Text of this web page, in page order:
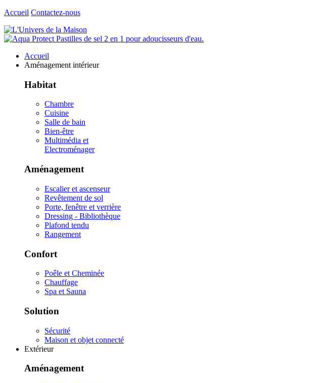
Accueil Contactez-nous
Accueil
Aménagement intérieur
Habitat
Chambre
Cuisine
Salle de bain
Bien-être
Multimédia et
Electroménager
Aménagement
Escalier et ascenseur
Revêtement de sol
Porte, fenêtre et verrière
Dressing - Bibliothèque
Plafond tendu
Rangement
Confort
Poêle et Cheminée
Chauffage
Spa et Sauna
Solution
Sécurité
Maison et objet connecté
Extérieur
Aménagement